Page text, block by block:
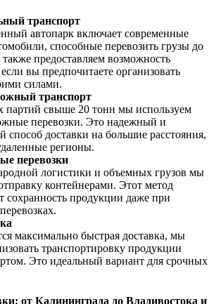
транспорт
автопарк включает современные
способные перевозить грузы до
предоставляем возможность
вы предпочитаете организовать
силами.
транспорт
партий свыше 20 тонн мы используем
перевозки. Это надежный и
способ доставки на большие расстояния,
регионы.
перевозки
логистики и объемных грузов мы
контейнерами. Этот метод
сохранность продукции даже при
максимально быстрая доставка, мы
транспортировку продукции
Это идеальный вариант для срочных
от Калининграда до Владивостока и